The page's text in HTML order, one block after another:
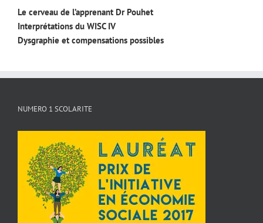
Le cerveau de l’apprenant Dr Pouhet
Interprétations du WISC IV
Dysgraphie et compensations possibles
NUMERO 1 SCOLARITE